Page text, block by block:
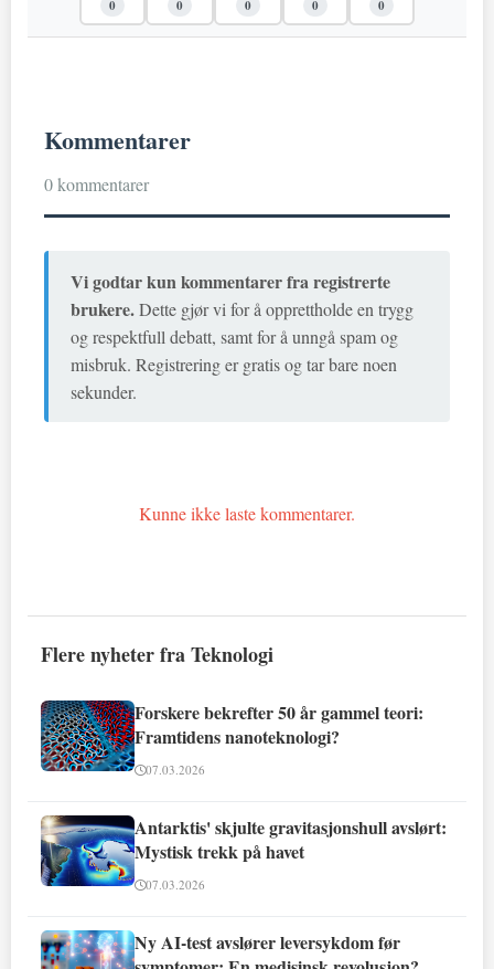
0 0 0 0 0
Kommentarer
0 kommentarer
Vi godtar kun kommentarer fra registrerte
brukere.Dette gjør vi for å opprettholde en trygg
og respektfull debatt, samt for å unngå spam og
misbruk. Registrering er gratis og tar bare noen
sekunder.
Kunne ikke laste kommentarer.
Flere nyheter fra Teknologi
Forskere bekrefter 50 år gammel teori:
Framtidens nanoteknologi?
07.03.2026
Antarktis' skjulte gravitasjonshull avslørt:
Mystisk trekk på havet
07.03.2026
Ny AI-test avslører leversykdom før